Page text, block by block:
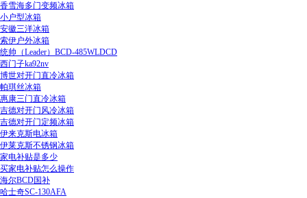
香雪海多门变频冰箱
小户型冰箱
安徽三洋冰箱
索伊户外冰箱
统帅（Leader）BCD-485WLDCD
西门子ka92nv
博世对开门直冷冰箱
帕琪丝冰箱
惠康三门直冷冰箱
吉德对开门风冷冰箱
吉德对开门定频冰箱
伊来克斯电冰箱
伊莱克斯不锈钢冰箱
家电补贴是多少
买家电补贴怎么操作
海尔BCD国补
哈士奇SC-130AFA